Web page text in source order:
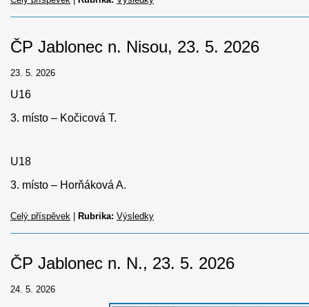
ČP Jablonec n. Nisou, 23. 5. 2026
23. 5. 2026
U16
3. místo – Kočicová T.
U18
3. místo – Horňáková A.
Celý příspěvek | Rubrika: Výsledky
ČP Jablonec n. N., 23. 5. 2026
24. 5. 2026